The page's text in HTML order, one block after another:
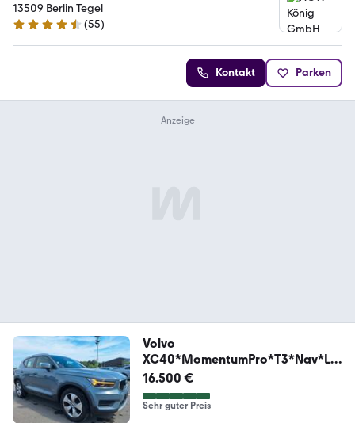
13509 Berlin Tegel
4.7 Sterne
(55)
Kontakt Parken
Volvo
XC40*MomentumPro*T3*Nav*LE
D*Leder*Cam*SHZ
16.500 €
Sehr guter Preis